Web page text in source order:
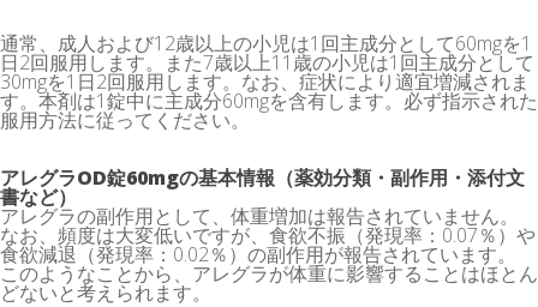
通常、成人および12歳以上の小児は1回主成分として60mgを1
日2回服用します。また7歳以上11歳の小児は1回主成分として
30mgを1日2回服用します。なお、症状により適宜増減されま
す。本剤は1錠中に主成分60mgを含有します。必ず指示された
服用方法に従ってください。
アレグラOD錠60mgの基本情報（薬効分類・副作用・添付文
書など）
アレグラの副作用として、体重増加は報告されていません。
なお、頻度は大変低いですが、食欲不振（発現率：0.07％）や
食欲減退（発現率：0.02％）の副作用が報告されています。
このようなことから、アレグラが体重に影響することはほとん
どないと考えられます。